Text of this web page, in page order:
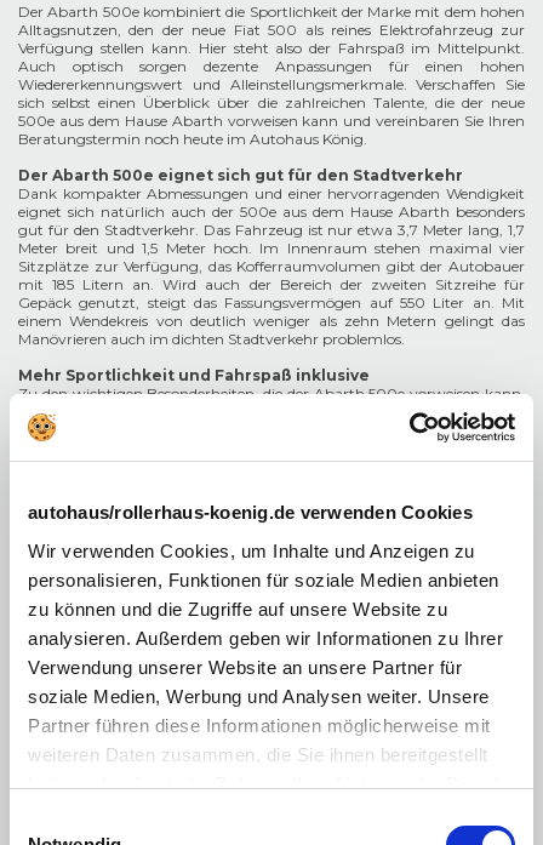
autohaus/rollerhaus-koenig.de verwenden Cookies
Wir verwenden Cookies, um Inhalte und Anzeigen zu
personalisieren, Funktionen für soziale Medien anbieten
zu können und die Zugriffe auf unsere Website zu
analysieren. Außerdem geben wir Informationen zu Ihrer
Verwendung unserer Website an unsere Partner für
soziale Medien, Werbung und Analysen weiter. Unsere
Partner führen diese Informationen möglicherweise mit
weiteren Daten zusammen, die Sie ihnen bereitgestellt
haben oder die sie im Rahmen Ihrer Nutzung der Dienste
Der Abarth 500e kombiniert die Sportlichkeit der Marke mit dem hohen
Alltagsnutzen, den der neue Fiat 500 als reines Elektrofahrzeug zur
Verfügung stellen kann. Hier steht also der Fahrspaß im Mittelpunkt.
Auch optisch sorgen dezente Anpassungen für einen hohen
Wiedererkennungswert und Alleinstellungsmerkmale. Verschaffen Sie
sich selbst einen Überblick über die zahlreichen Talente, die der neue
500e aus dem Hause Abarth vorweisen kann und vereinbaren Sie Ihren
Beratungstermin noch heute im Autohaus König.
Der Abarth 500e eignet sich gut für den Stadtverkehr
Dank kompakter Abmessungen und einer hervorragenden Wendigkeit
eignet sich natürlich auch der 500e aus dem Hause Abarth besonders
gut für den Stadtverkehr. Das Fahrzeug ist nur etwa 3,7 Meter lang, 1,7
Meter breit und 1,5 Meter hoch. Im Innenraum stehen maximal vier
Sitzplätze zur Verfügung, das Kofferraumvolumen gibt der Autobauer
mit 185 Litern an. Wird auch der Bereich der zweiten Sitzreihe für
Gepäck genutzt, steigt das Fassungsvermögen auf 550 Liter an. Mit
einem Wendekreis von deutlich weniger als zehn Metern gelingt das
Manövrieren auch im dichten Stadtverkehr problemlos.
Mehr Sportlichkeit und Fahrspaß inklusive
Zu den wichtigen Besonderheiten, die der Abarth 500e vorweisen kann,
gehört allerdings die verwendete Motorisierung. Der verbaute
Elektromotor kann eine maximale Leistung von 155 PS erbringen, mit
bis zu 235 Nm Drehmoment geht es flott voran. Der Kleinwagen
beschleunigt aus dem Stand in sieben Sekunden auf Tempo 100 und